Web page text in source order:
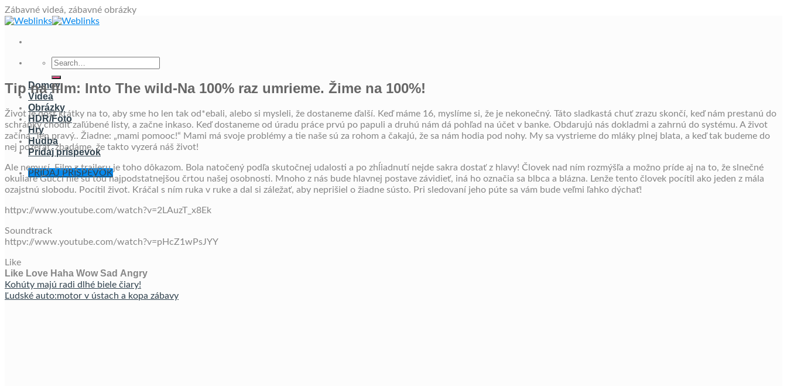
Zábavné videá, zábavné obrázkySkip
Domov
Videá
Obrázky
HDR/Foto
Hry
Hudba
Pridaj príspevok
PRIDAJ PRÍSPEVOK
Tip na film: Into The wild-Na 100% raz umrieme. Žime na 100%!
Život je dosť krátky na to, aby sme ho len tak od*ebali, alebo si mysleli, že dostaneme ďalší. Keď máme 16, myslíme si, že je nekonečný. Táto sladkastá chuť zrazu skončí, keď nám prestanú do
schránky chodiť zaľúbené listy, a začne inkaso. Keď dostaneme od úradu práce prvú po papuli a druhú nám dá pohľad na účet v banke. Obdarujú nás dokladmi a zahrnú do systému. A život
začína. Ten pravý.. Žiadne: „mami pomooc!“ Mami má svoje problémy a tie naše sú za rohom a čakajú, že sa nám hodia pod nohy. My sa vystrieme do mláky plnej blata, a keď tak budeme do
nej pozerať, zbadáme, že takto vyzerá náš život!
Ale nemusí. Film z traileru je toho dôkazom. Bola natočený podľa skutočnej udalosti a po zhĺiadnutí nejde sakra dostať z hlavy! Človek nad ním rozmýšľa a možno príde aj na to, že slnečné
okuliare Gucci nie sú tou najpodstatnejšou črtou našej osobnosti. Mnoho z nás bude hlavnej postave závidieť, iná ho označia sa blbca a blázna. Lenže tento človek pocítil ako jeden z mála
ozajstnú slobodu. Pocítil život. Kráčal s ním ruka v ruke a dal si záležať, aby neprišiel o žiadne sústo. Pri sledovaní jeho púte sa vám bude veľmi ľahko dýchať!
httpv://www.youtube.com/watch?v=2LAuzT_x8Ek
Soundtrack
httpv://www.youtube.com/watch?v=pHcZ1wPsJYY
Like
Like Love Haha Wow Sad Angry
Kohúty majú radi dlhé biele čiary!
Ľudské auto:motor v ústach a kopa zábavy